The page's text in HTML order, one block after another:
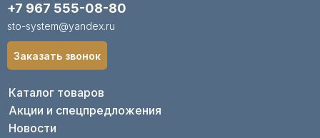
Каталог товаров
Акции и спецпредложения
Новости
+7 967 555-08-80
sto-system@yandex.ru
Заказать звонок